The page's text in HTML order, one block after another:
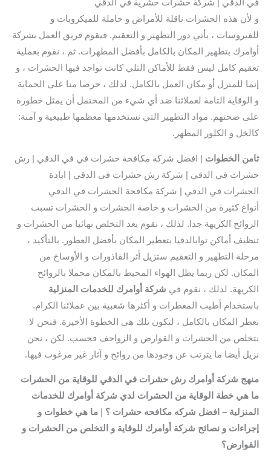
في الدقي | شركة حشرات حشرية في الدقي
و لأن هذه الحشرات ناقلة للأمراض و حاملة للميكروبات و
للفيروسات ، يأتي دور التطهير و التعقيم. فيقوم فريق العمل بشركة
أوامرك بتطهير المكان بالكامل بأفضل المطهرات. ثم ، نقوم بعملية
تعقيم كامل ليس فقط للأماكن التلي كانت تواجد فيها الحشرات ، و
إنما للمنزل أو مكان العمل بالكامل. لذلك ، حرصا منا على الحماية
و الوقاية التامة لعملائنا ضد أي شيء من المحتمل أن يمثل خطورة
على صحتهم. مواد التطهير التي نستخدمها معظمها طبيعية و آمنة:
كالخل و الكلور المطهر.
ثامن الخطوات | افضل شركة مكافحة حشرات في في الدقي | رش
حشرات في الدقي | شركة رش حشرات في الدقي | ابادة
الحشرات في الدقي | شركة مكافحة الحشرات في الدقي
أنواع كثيرة من الحشرات و خاصة الحشرات و الحشرات تسبب
الروائح الكريهة جدا. لذلك ، نقوم بعد التخلص نهائيا من الحشرات و
تنظيف أماكن توابالدقيا بتعطير المكان بأفضل العطور. بالتأكيد ،
مرحلة التطهير و التعقيم ستزيل أثر القاذورات و الأوساخ من
المكان. لكن ربما يظل الهواء المحيط بالمكان محملا بالروائح
الكريهة. لذلك ، نقوم في شركة أوامرك للخدمات المنزلية
باستخدام أطيب المعطرات و أكثرها شعبية بين عملائنا الكرام.
نعطر المكان بالكامل ، لتكون تلك هي الخطوة الأخيرة. فنحن لا
نتخلص من الحشرات و القوارض و الزواحف فحسب. لكن ، نحن
نزيل أيضا ما يترتب عن وجودها من روائح و آثار غير مرغوب فيها.
منهج شركة أوامرك رش حشرات في الدقي للوقاية من الحشرات
ما هي خطة الوقاية من الحشرات لدي شركة أوامرك للخدمات
المنزلية – افضل شركه مكافحه حشرات ؟
ما هي خطوات و
إجراءات و نصائح شركة أوامرك للوقاية و التخلص من الحشرات و
القوارض؟